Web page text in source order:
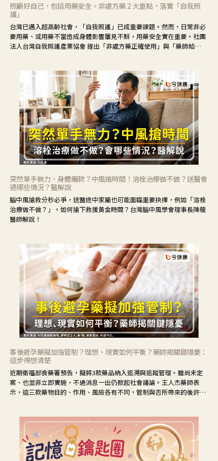
照顧好自己，包括用藥安全。非處方藥２大重點，落實「自我照
護」
台灣已邁入超高齡社會，「自我照護」已成重要課題。然而，日常非必
要用藥、或用藥不當造成身體影響屢見不鮮，用藥安全實在重要。社團
法人台灣自我照護產業協會 提出「非處方藥正確使用」與「藥師給
突然單手無力、身體癱軟？中風搶時間！溶栓治療做不做？送醫會
遇哪些情況？醫解說
腦中風搶救分秒必爭，送醫途中家屬也可能面臨重要抉擇，例如「溶栓
治療做不做？」。如何搶下救援黃金時間？台灣腦中風學會理事長陳龍
醫師解說！
事後避孕藥擬加強管制？理想、現實如何平衡？藥師揭關鍵隱憂：
這步得想清楚
近期衛福部食藥署預告，擬將3款藥品納入追溯與追蹤管理。雖尚未定
案、也並非立即實施，不過消息一出仍掀起社會議論。王人杰藥師表
示，這三款藥物目的、作用、風險各有不同，管制與否所帶來的後許影